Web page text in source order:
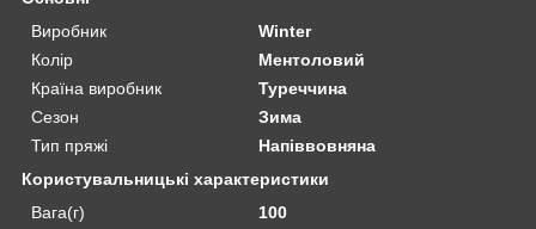
Виробник
Winter
Колір
Ментоловий
Країна виробник
Туреччина
Сезон
Зима
Тип пряжі
Напіввовняна
Користувальницькі характеристики
Вага(г)
100